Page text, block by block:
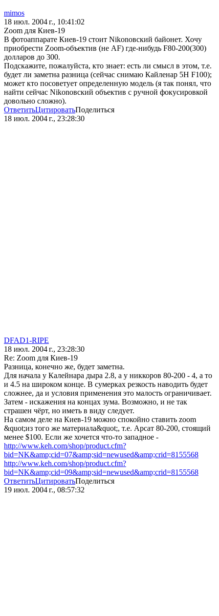
mimos
18 июл. 2004 г., 10:41:02
Zoom для Киев-19
В фотоаппарате Киев-19 стоит Nikonовский байонет. Хочу
приобрести Zoom-объектив (не AF) где-нибудь F80-200(300)
долларов до 300.
Подскажите, пожалуйста, кто знает: есть ли смысл в этом, т.е.
будет ли заметна разница (сейчас снимаю Кайленар 5Н F100);
может кто посоветует определенную модель (я так понял, что
найти сейчас Nikonовский объектив с ручной фокусировкой
довольно сложно).
ОтветитьЦитироватьПоделиться
18 июл. 2004 г., 23:28:30
DFAD1-RIPE
18 июл. 2004 г., 23:28:30
Re: Zoom для Киев-19
Разница, конечно же, будет заметна.
Для начала у Калейнара дыра 2.8, а у никкоров 80-200 - 4, а то
и 4.5 на широком конце. В сумерках резкость наводить будет
сложнее, да и условия применения это малость ограничивает.
Затем - искажения на концах зума. Возможно, и не так
страшен чёрт, но иметь в виду следует.
На самом деле на Киев-19 можно спокойно ставить zoom
&quot;из того же материала&quot;, т.е. Арсат 80-200, стоящий
менее $100. Если же хочется что-то западное -
http://www.keh.com/shop/product.cfm?
bid=NK&amp;cid=07&amp;sid=newused&amp;crid=8155568
http://www.keh.com/shop/product.cfm?
bid=NK&amp;cid=09&amp;sid=newused&amp;crid=8155568
ОтветитьЦитироватьПоделиться
19 июл. 2004 г., 08:57:32